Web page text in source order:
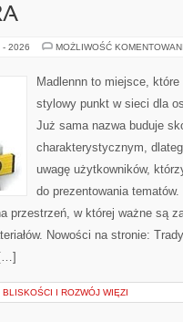
- 2026 MOŻLIWOŚĆ
Madlennn to miejsce,
stylowy punkt w sieci dla
Już sama nazwa buduje
charakterystycznym,
uwagę użytkowników,
do prezentowania
przestrzeń, w której ważne są
Nowości na stronie:
I ROZWÓJ WIĘZI